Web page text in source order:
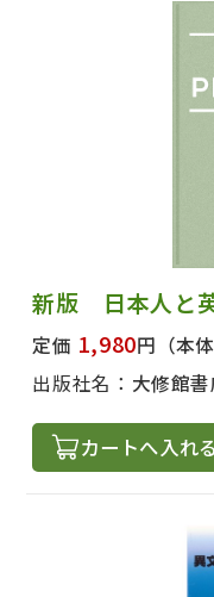
新版 日本人と
定価 1,980円 （本
出版社名： 大修館書
カートへ入れる